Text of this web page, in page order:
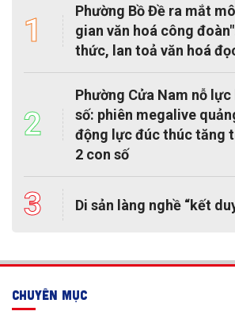
1
Phường Bồ Đề ra mắt
gian văn hoá công
thức, lan toả văn hoá
2
Phường Cửa Nam nỗ
số: phiên megalive
động lực đúc thúc tăng
2 con số
3 Di sản làng nghề “kết
CHUYÊN MỤC